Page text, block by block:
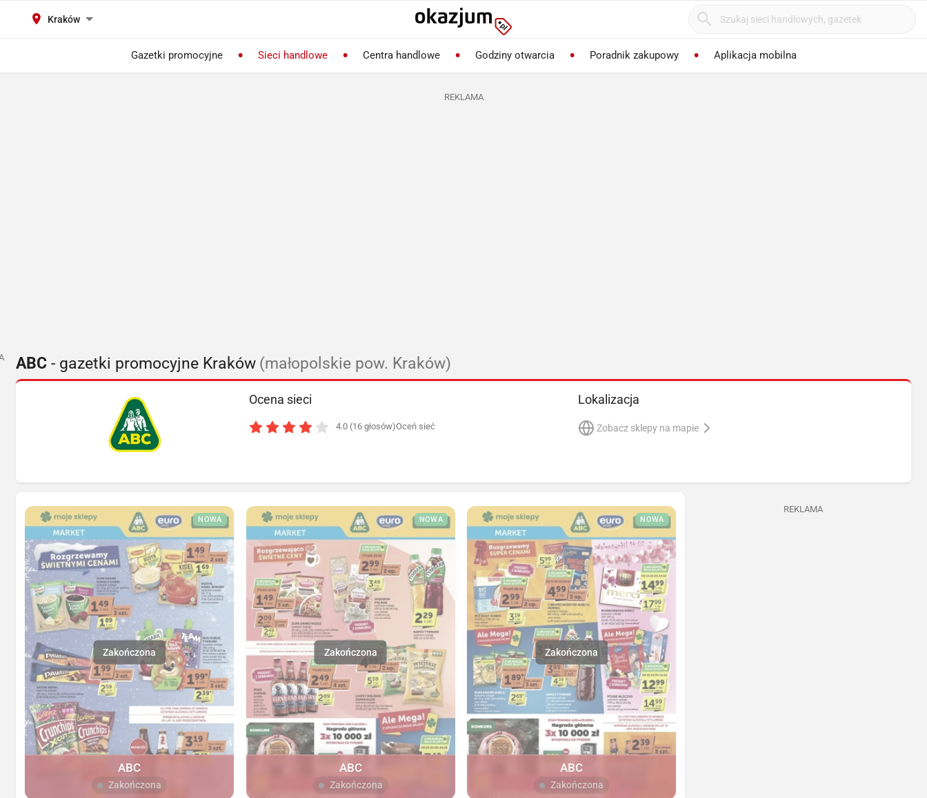
Kraków
Gazetki promocyjne Sieci handlowe Centra handlowe Godziny otwarcia Poradnik zakupowy Aplikacja mobilna
REKLAMA
ABC - gazetki promocyjne Kraków (małopolskie pow. Kraków)
Ocena sieci
4.0 (16 głosów)Oceń sieć
Lokalizacja
Zobacz sklepy na mapie
NOWA
ABC
Zakończona
NOWA
ABC
Zakończona
NOWA
ABC
Zakończona
REKLAMA